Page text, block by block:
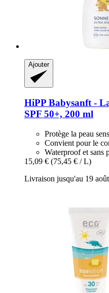
Ajouter
HiPP Babysanft -​
SPF 50+, 200 ml
Protège la peau
Convient pour le
Waterproof et sans
15,09 € (75,45 € / L)
Livraison jusqu'au 19 août